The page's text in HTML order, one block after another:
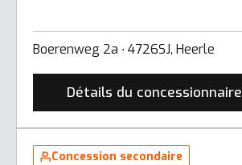
Boerenweg 2a ∙ 4726SJ, Heerle
Détails du concessionnaire
Concession secondaire